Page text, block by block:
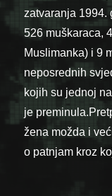
zatvaranja 1994.
526 muškaraca,
Muslimanka) i 9
neposrednih
kojih su jednoj
je
žena možda i
o patnjam kroz